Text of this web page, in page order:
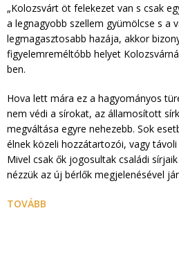
„Kolozsvárt öt felekezet van s csak
a legnagyobb szellem gyümölcse s a
legmagasztosabb hazája, akkor
figyelemreméltóbb helyet
ben.
Hova lett mára ez a hagyományos
nem védi a sírokat, az államosított
megváltása egyre nehezebb. Sok
élnek közeli hozzátartozói, vagy
Mivel csak ők jogosultak családi
nézzük az új bérlők megjelenésével
TOVÁBB